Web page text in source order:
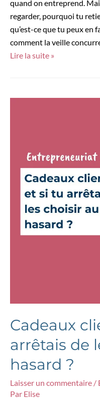
quand on entreprend.
regarder, pourquoi tu
qu’est-ce que tu peux en
comment la veille
Outils
veulent
arrêter
juste
comparer
Lire la suite »
Cadeaux
arrêtais de
hasard ?
Laisser un commentaire /
Par Elise